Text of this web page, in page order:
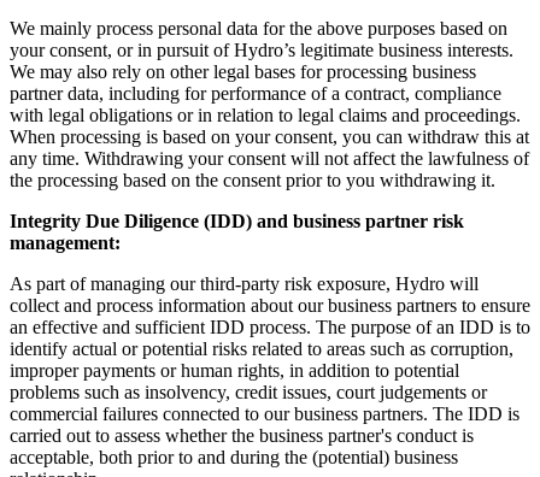
We mainly process personal data for the above purposes based on
your consent, or in pursuit of Hydro’s legitimate business interests.
We may also rely on other legal bases for processing business
partner data, including for performance of a contract, compliance
with legal obligations or in relation to legal claims and proceedings.
When processing is based on your consent, you can withdraw this at
any time. Withdrawing your consent will not affect the lawfulness of
the processing based on the consent prior to you withdrawing it.
Integrity Due Diligence (IDD) and business partner risk
management:
As part of managing our third-party risk exposure, Hydro will
collect and process information about our business partners to ensure
an effective and sufficient IDD process. The purpose of an IDD is to
identify actual or potential risks related to areas such as corruption,
improper payments or human rights, in addition to potential
problems such as insolvency, credit issues, court judgements or
commercial failures connected to our business partners. The IDD is
carried out to assess whether the business partner's conduct is
acceptable, both prior to and during the (potential) business